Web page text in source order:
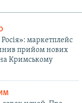
маркетплейс
прийом нових
Кримському